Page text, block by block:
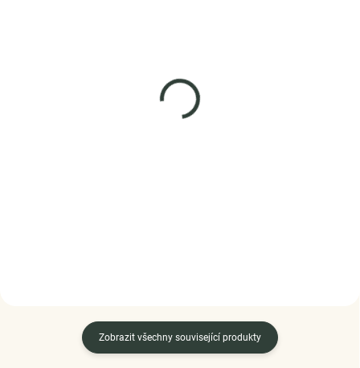
Zobrazit všechny související produkty